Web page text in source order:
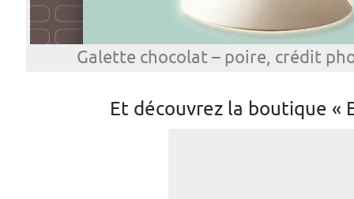
Galette chocolat – poire, crédit
Et découvrez la boutique «